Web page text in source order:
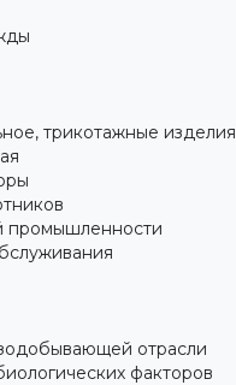
трикотажные изделия
промышленности
отрасли
факторов